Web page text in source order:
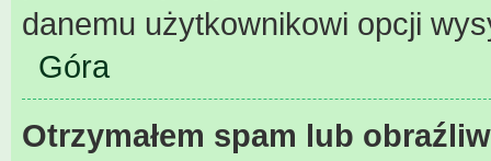
danemu użytkownikowi opcji
Góra
Otrzymałem spam lub